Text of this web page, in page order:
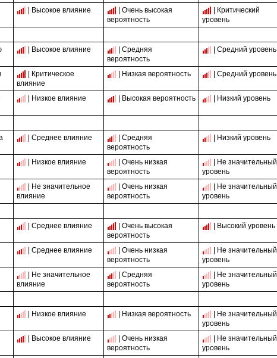
| Высокое влияние
| Очень высокая
вероятность
| Критический
уровень
| Высокое влияние
| Средняя
вероятность
| Средний уровень
| Критическое
влияние
| Низкая вероятность | Средний уровень
| Низкое влияние | Высокая вероятность | Низкий уровень
| Среднее влияние
| Средняя
вероятность
| Низкий уровень
| Низкое влияние
| Очень низкая
вероятность
| Не значительный
уровень
| Не значительное
влияние
| Очень низкая
вероятность
| Не значительный
уровень
| Среднее влияние
| Очень высокая
вероятность
| Высокий уровень
| Среднее влияние
| Очень низкая
вероятность
| Не значительный
уровень
| Не значительное
влияние
| Средняя
вероятность
| Не значительный
уровень
| Низкое влияние | Низкая вероятность
| Не значительный
уровень
| Высокое влияние
| Очень низкая
вероятность
| Не значительный
уровень